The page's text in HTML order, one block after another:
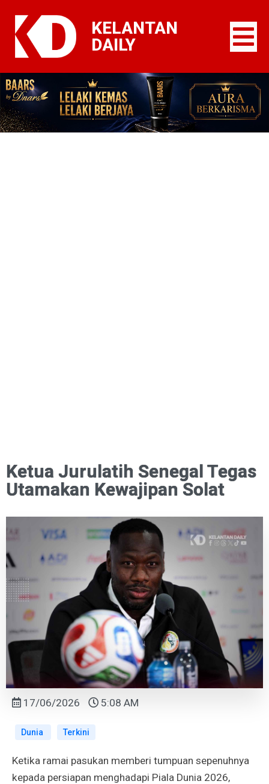
KELANTAN
DAILY
Ketua Jurulatih Senegal Tegas
Utamakan Kewajipan Solat
17/06/2026 5:08 AM
Dunia Terkini
Ketika ramai pasukan memberi tumpuan sepenuhnya
kepada persiapan menghadapi Piala Dunia 2026,